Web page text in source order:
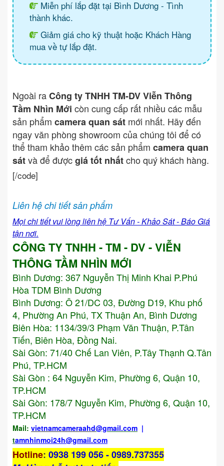
Miễn phí lắp đặt tại Bình Dương - Tình
thành khác.
Giảm giá cho kỹ thuật hoặc Khách Hàng
mua về tự lắp đặt.
Ngoài raCông ty TNHH TM-DV Viễn Thông
Tầm Nhìn Mới còn cung cấp rất nhiều các mẫu
sản phẩm camera quan sát mới nhất. Hãy đến
ngay văn phòng showroom của chúng tôi để có
thể tham khảo thêm các sản phẩm camera quan
sátvà để đượcgiá tốt nhấtcho quý khách hàng.
[/code]
Liên hệ chi tiết sản phẩm
Mọi chi tiết vui lòng liên hệ Tư Vấn - Khảo Sát - Báo Giá
tận nơi.
CÔNG TY TNHH - TM - DV - VIỄN
THÔNG TẦM NHÌN MỚI
Bình Dương: 367 Nguyễn Thị Minh Khai P.Phú
Hòa TDM Bình Dương
Bình Dương: Ô 21/DC 03, Đường D19, Khu phố
4, Phường An Phú, TX Thuận An, Bình Dương
Biên Hòa: 1134/39/3 Phạm Văn Thuận, P.Tân
Tiến, Biên Hòa, Đồng Nai.
Sài Gòn: 71/40 Chế Lan Viên, P.Tây Thạnh Q.Tân
Phú, TP.HCM
Sài Gòn : 64 Nguyễn Kim, Phường 6, Quận 10,
TP.HCM
Sài Gòn: 178/7 Nguyễn Kim, Phường 6, Quận 10,
TP.HCM
Mail: vietnamcameraahd@gmail.com |
tamnhinmoi24h@gmail.com
Hotline: 0938 199 056 - 0989.737355